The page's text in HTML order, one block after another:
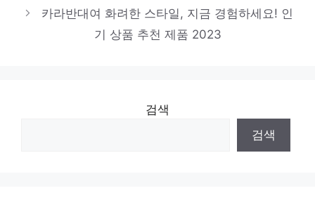
카라반대여 화려한 스타일, 지금 경험하세요! 인
기 상품 추천 제품 2023
검색
검색